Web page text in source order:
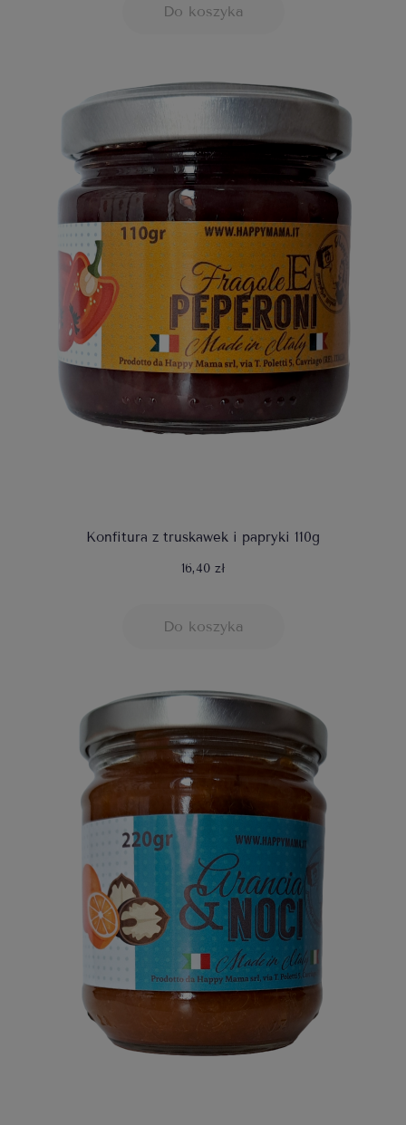
Do koszyka
Konfitura z truskawek i papryki 110g
16,40 zł
Do koszyka